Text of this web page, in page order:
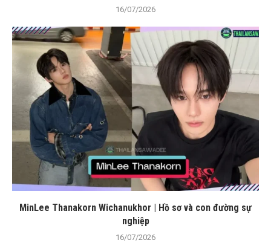
16/07/2026
MinLee Thanakorn Wichanukhor | Hồ sơ và con đường sự
nghiệp
16/07/2026